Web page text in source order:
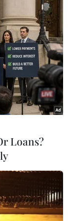
(Vietnam+)
Loans?